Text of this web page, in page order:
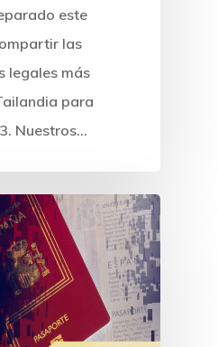
este
las
legales más
para
Nuestros…